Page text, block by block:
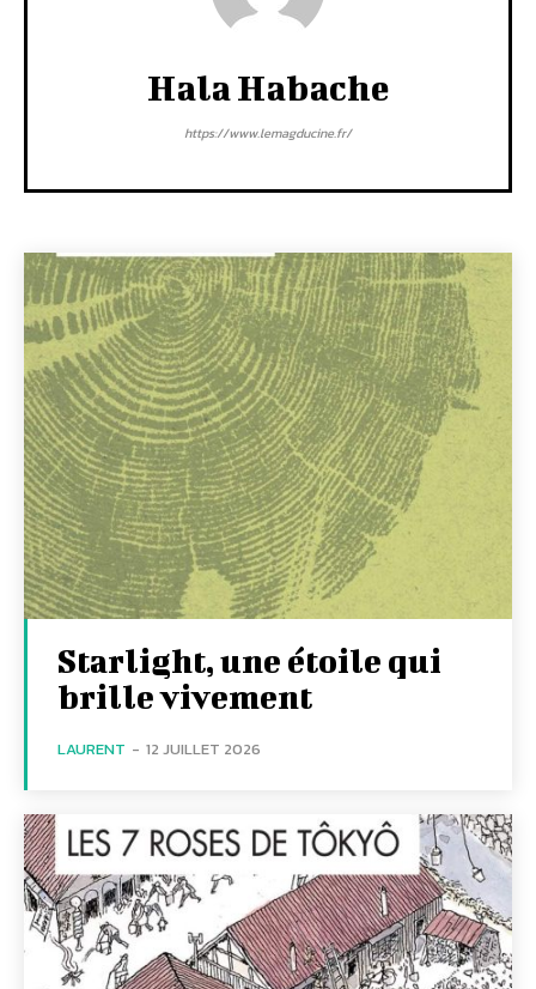
Hala Habache
https://www.lemagducine.fr/
Starlight, une étoile qui
brille vivement
LAURENT - 12 JUILLET 2026